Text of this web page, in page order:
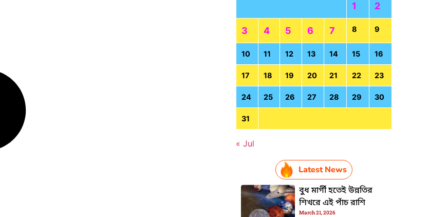
1 2
3 4 5 6 7 8 9
10 11 12 13 14 15 16
17 18 19 20 21 22 23
24 25 26 27 28 29 30
31
« Jul
Latest News
বুধ মার্গী হতেই উন্নতির
শিখরে এই পাঁচ রাশি
March 21, 2026